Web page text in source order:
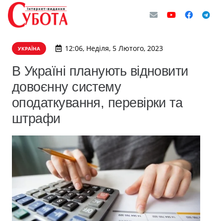
УКРАЇНА 12:06, Неділя, 5 Лютого, 2023
В Україні планують відновити
довоєнну систему
оподаткування, перевірки та
штрафи